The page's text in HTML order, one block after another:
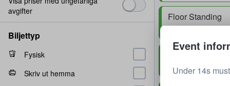
Floor Standing
1 biljett
2 biljetter
avgifter
Biljettyp
Fysisk
Skriv ut hemma
Event
Under 14s